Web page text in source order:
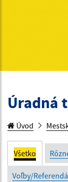
Úradná
Úvod
Všetko
Voľby/Referendá